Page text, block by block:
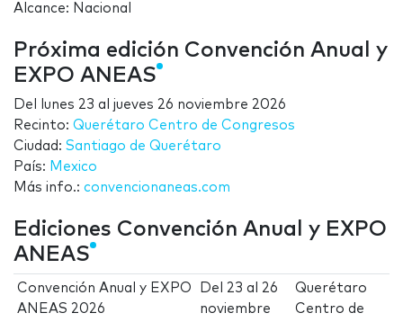
Alcance: Nacional
Próxima edición Convención Anual y
EXPO ANEAS
Del lunes 23 al jueves 26 noviembre 2026
Recinto: Querétaro Centro de Congresos
Ciudad: Santiago de Querétaro
País: Mexico
Más info.: convencionaneas.com
Ediciones Convención Anual y EXPO
ANEAS
Convención Anual y EXPO
ANEAS 2026
Del 23 al 26
noviembre
Querétaro
Centro de